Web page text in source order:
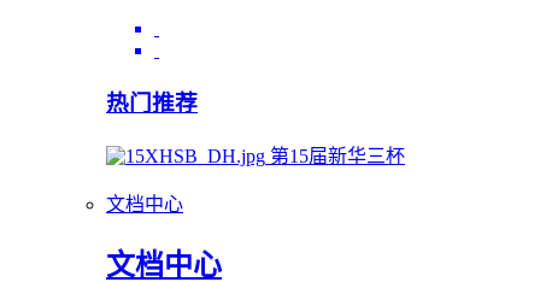
热门推荐
第15届新华三杯
文档中心
文档中心